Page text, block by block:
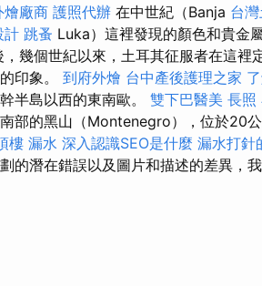
燴廠商 護照代辦 在中世紀（Banja 台
計 跳蚤 Luka）這裡發現的顏色和貴金
，幾個世紀以來，土耳其征服者在這裡
印象。 到府外燴 台中產後護理之家
半島以西的東南歐。 雙下巴醫美 長照
部的黑山（Montenegro），位於20
樓 漏水 深入認識SEO是什麼 漏水打針
的潛在錯誤以及圖片和描述的差異，我